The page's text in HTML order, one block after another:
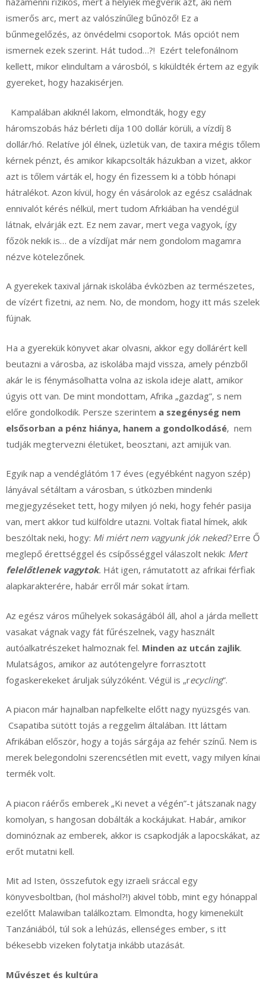
ismerős arc, mert az valószínűleg bűnöző! Ez a
bűnmegelőzés, az önvédelmi csoportok. Más opciót nem
ismernek ezek szerint. Hát tudod…?! Ezért telefonálnom
kellett, mikor elindultam a városból, s kiküldték értem az egyik
gyereket, hogy hazakisérjen.
Kampalában akiknél lakom, elmondták, hogy egy
háromszobás ház bérleti díja 100 dollár körüli, a vízdíj 8
dollár/hó. Relatíve jól élnek, üzletük van, de taxira mégis tőlem
kérnek pénzt, és amikor kikapcsolták házukban a vizet, akkor
azt is tőlem várták el, hogy én fizessem ki a több hónapi
hátralékot. Azon kívül, hogy én vásárolok az egész családnak
ennivalót kérés nélkül, mert tudom Afrkiában ha vendégül
látnak, elvárják ezt. Ez nem zavar, mert vega vagyok, így
főzök nekik is… de a vízdíjat már nem gondolom magamra
nézve kötelezőnek.
A gyerekek taxival járnak iskolába évközben az természetes,
de vízért fizetni, az nem. No, de mondom, hogy itt más szelek
fújnak.
Ha a gyerekük könyvet akar olvasni, akkor egy dollárért kell
beutazni a városba, az iskolába majd vissza, amely pénzből
akár le is fénymásolhatta volna az iskola ideje alatt, amikor
úgyis ott van. De mint mondottam, Afrika „gazdag”, s nem
előre gondolkodik. Persze szerintem a szegénység nem
elsősorban a pénz hiánya, hanem a gondolkodásé, nem
tudják megtervezni életüket, beosztani, azt amijük van.
Egyik nap a vendéglátóm 17 éves (egyébként nagyon szép)
lányával sétáltam a városban, s útközben mindenki
megjegyzéseket tett, hogy milyen jó neki, hogy fehér pasija
van, mert akkor tud külföldre utazni. Voltak fiatal hímek, akik
beszóltak neki, hogy: Mi miért nem vagyunk jók neked?Erre Ő
meglepő érettséggel és csípősséggel válaszolt nekik: Mert
felelőtlenek vagytok. Hát igen, rámutatott az afrikai férfiak
alapkarakterére, habár erről már sokat írtam.
Az egész város műhelyek sokaságából áll, ahol a járda mellett
vasakat vágnak vagy fát fűrészelnek, vagy használt
autóalkatrészeket halmoznak fel. Minden az utcán zajlik.
Mulatságos, amikor az autótengelyre forrasztott
fogaskerekeket áruljak súlyzóként. Végül is „recycling”.
A piacon már hajnalban napfelkelte előtt nagy nyüzsgés van.
Csapatiba sütött tojás a reggelim általában. Itt láttam
Afrikában először, hogy a tojás sárgája az fehér színű. Nem is
merek belegondolni szerencsétlen mit evett, vagy milyen kínai
termék volt.
A piacon ráérős emberek „Ki nevet a végén”-t játszanak nagy
komolyan, s hangosan dobálták a kockájukat. Habár, amikor
dominóznak az emberek, akkor is csapkodják a lapocskákat, az
erőt mutatni kell.
Mit ad Isten, összefutok egy izraeli sráccal egy
könyvesboltban, (hol máshol?!) akivel több, mint egy hónappal
ezelőtt Malawiban találkoztam. Elmondta, hogy kimenekült
Tanzániából, túl sok a lehúzás, ellenséges ember, s itt
békesebb vizeken folytatja inkább utazását.
Művészet és kultúra